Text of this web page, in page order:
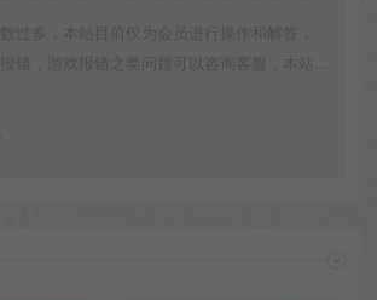
过多，本站目前仅为会员进行操作和解答，
错，游戏报错之类问题可以咨询客服，本站